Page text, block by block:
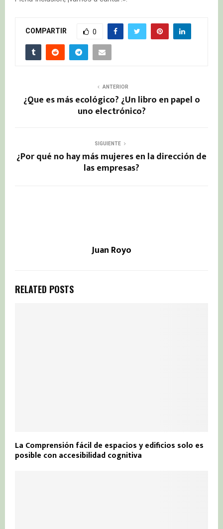
COMPARTIR 0
ANTERIOR
¿Que es más ecológico? ¿Un libro en papel o
uno electrónico?
SIGUIENTE
¿Por qué no hay más mujeres en la dirección de
las empresas?
Juan Royo
RELATED POSTS
La Comprensión fácil de espacios y edificios solo es
posible con accesibilidad cognitiva